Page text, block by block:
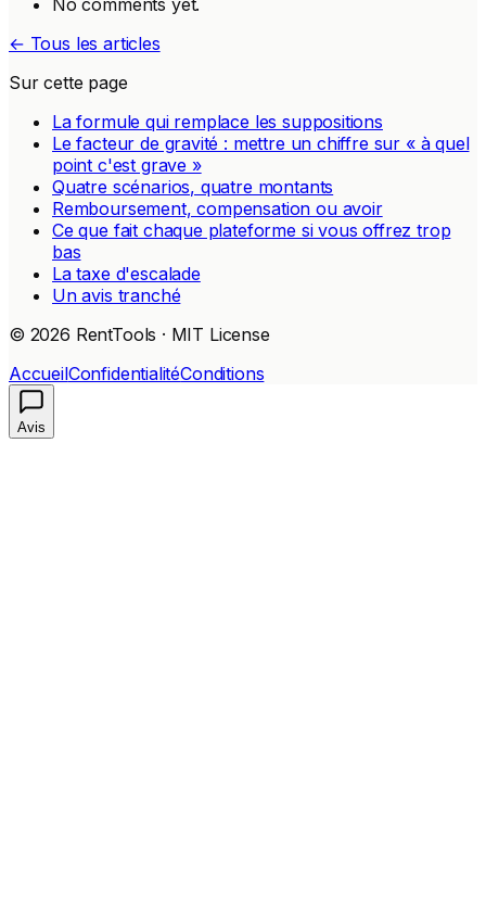
No comments yet.
← Tous les articles
Sur cette page
La formule qui remplace les suppositions
Le facteur de gravité : mettre un chiffre sur « à quel
point c'est grave »
Quatre scénarios, quatre montants
Remboursement, compensation ou avoir
Ce que fait chaque plateforme si vous offrez trop
bas
La taxe d'escalade
Un avis tranché
© 2026 RentTools · MIT License
AccueilConfidentialitéConditions
Avis